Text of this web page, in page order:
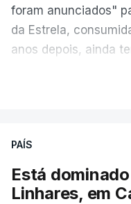
foram anunciados"
da Estrela,
anos depois, ainda
ESTE
PAÍS
Está
Linhares, em